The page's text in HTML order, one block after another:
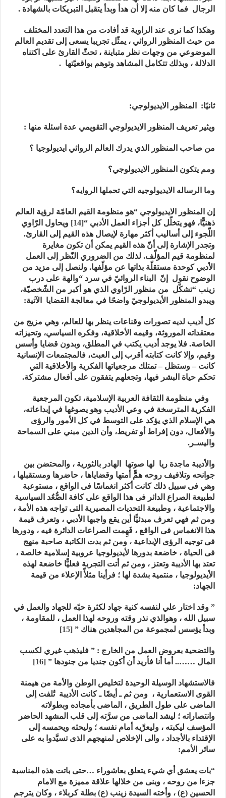
الرجال فما كان منه إلا أن هدأ وبدأ يتقبل التبريكات بالشهادة .
وهكذا كما نرى عند الراوية قد أفادت من هذا التعدد المختلف
من حيث المنظور الروائي ، يمثّل تجريبا يسعى إلى تقديم العالم
الموضوعي من وجهات نظر متباينة ، تحثّ القارئ على اكتناه
الدلالة ، وبذلك تتكامل المشاهد وتوهم بواقعيّتها .
ثانيًا: المنظور الايديولوجي:
ويثير تعريف المنظور الايديولوجي التقويمي عدة اسئلة منها :
من صاحب المنظور الذي يدرك العالم الروائي ايديولوجيا ؟
ومم يتكون المنظور الايديولوجي؟
وما الرساله الايديولوجيه التي تحملها الروايه؟
إن المنظور الايديولوجي “هو منظومة القيم العامّة لرؤية العالم
ذهنيًّا، فهو يتخلّل كل أجزاء العمل الأدبي “
[14]
ويحاول الرّاوي
اللّجوء إلى أساليب أكثر مهارة لإيصال هذه القيم إلى القارئ.
وتجدر الإشارة إلى أنّ هذه القيم يمكن أن تكون مغايرة
لمنظومة قيم المؤلّف. لذلك من الضروري النّظر إلى العمل
الأدبي كوحدة مستقلّة بذاتها عن مؤلّفها. ولنصل إلى مزيد من
الوضوح نقول إنّ البناء الروائيّ في سرد “والهة على درب
زينب “تشكّل من منظور الرّاوي الذي هو أكبر من الشّخصيّة،
ويبدو المنظور الأيديولوجيّ واضحًا في معالجة القضايا الآتية:
كل أديب لديه تصورات وقناعات ينظر بها للعالم، وهي مزيج من
معتقداته الموروثة، وقيمه الأخلاقية، وفكره السياسي، وتحيزاته
الخاصة. فلا يوجد أديب يكتب في المطلق، وبدون قضايا وأسس
وقيم، وإلا كانت كتابته أقرب إلى العبث، فالمجتمعات الإنسانية
كانت – وستظل – تمتلك مرجعياتها الفكرية والأخلاقية التي
تحكم حياة البشر فيها، وتجعلهم يتفقون على أفعال مشتركة.
وفي منظومة الثقافة العربية الإسلامية، تكون المرجعية
الفكرية المترسخة في وعي الأديب وهو يصوغها في إبداعاته،
هي الإسلام الذي يؤكد على التوسط في كل الأمور والرؤى
والأفعال، دون إفراط أو تفريط، وأن الدين مبني على السماحة
واليسـر.
والأديبة ماجدة ريا لها صوتها الهادر بالثورية ، والمحتضن بين
جوانحه وتلافيف روحه همًّ أمتها وقضاياها ، حاضرها ومستقبلها ،
وهي فى سبيل ذلك كانت أكثر انغماسًا فى الواقع ، مستوعبة
لطبيعة الصراع الدائر فى هذا الواقع على كافة الصُّعُد السياسية
والاجتماعية ، وطبيعة التحديات المصيرية التى تواجه هذه الأمة ،
ومن ثم فهي تعرف مبدئيًّا أين يقع واجبها الأدبي ، وتعرف قيمة
هذا الانغماس فى الواقع ، فَهِمت الصراعات الدائرة فيه ، ودورها
فى توجيه الرؤى الإبداعية ، ومن ثم بدت الكاتبة صاحبة منهج
فى الحياة ، خاضعة بدورها لأيديولوجيا عروبية إسلامية خالصة ،
تعتد بها الأديبة وتعتز ، ومن ثم أتت التجربة فعليًّا خاضعة لهذه
الأيديولوجيا ، منتمية بشدة لها ؛ فرأينا مثلأً الإعلاء من قيمة
الجهاد:
” وقد اختار علي لنفسه كنية جهاد لكثرة حبّه للجهاد والعمل في
سبيل الله ، وهوالذي نذر وقته وروحه لهذا العمل ، للمقاومة ،
وبدأ يؤسس لمجموعة من المجاهدين هناك ”[15]
و التضحية بعروض العمل من الخارج : ” فليذهب غيري لكسب
المال …….. أما أنا فأريد أن أكون جنديا من جنودها ”[16]
فالاستشهاد الوسيلة الوحيدة لتخليص الوطن والأمة من هيمنة
القوى الاستعمارية ، ومن ثم ـ أيضًا ـ كانت الأديبة تُلفت إلى
الماضى على طول الطريق ، الماضى بأمجاده وبطولاته
وانتصاراته ؛ ليشد الماضى من سرَّته إلى قلب المشهد الحاضر
المؤسف ليكبته ، وليعرِّيه أمام نفسه ؛ وليحثه ويحمسه إلى
الإقتداء بالأجداد ، والى الإخلاص لمنهجهم الذى تسيَّدوا به على
سائر الأمم:
“بات يعشق أي شيء يتعلق بعاشوراء …حتى باتت هذه المناسبة
جزءا من روحه ، وبنى من خلالها علاقة مميزة مع الامام
الحسين (ع) ، وأخته السيدة زينب (ع) بطلة كربلاء ، وكان يترجم